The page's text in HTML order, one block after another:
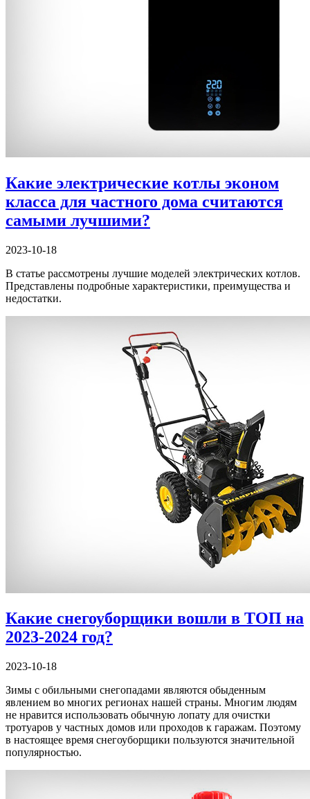
Какие электрические котлы эконом
класса для частного дома считаются
самыми лучшими?
2023-10-18
В статье рассмотрены лучшие моделей электрических котлов.
Представлены подробные характеристики, преимущества и
недостатки.
Какие снегоуборщики вошли в ТОП на
2023-2024 год?
2023-10-18
Зимы с обильными снегопадами являются обыденным
явлением во многих регионах нашей страны. Многим людям
не нравится использовать обычную лопату для очистки
тротуаров у частных домов или проходов к гаражам. Поэтому
в настоящее время снегоуборщики пользуются значительной
популярностью.